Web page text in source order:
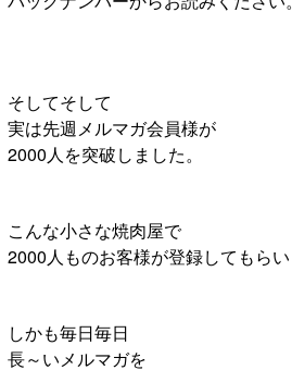
そしてそして
実は先週メルマガ会員様が
2000人を突破しました。
こんな小さな焼肉屋で
2000人ものお客様が登録してもらい
しかも毎日毎日
長～いメルマガを